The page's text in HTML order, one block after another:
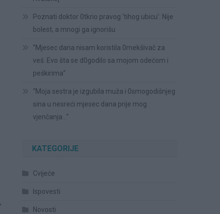
Poznati doktor 0tkrio pravog ‘tihog ubicu’: Nije
bolest, a mnogi ga ignorišu
“Mjesec dana nisam koristila 0mekšivač za
veš. Evo šta se d0godilo sa mojom odećom i
peškirima”
“Moja sestra je izgubila muža i 0smogodišnjeg
sina u nesreći mjesec dana prije mog
vjenčanja…”
KATEGORIJE
Cvijeće
Ispovesti
Novosti